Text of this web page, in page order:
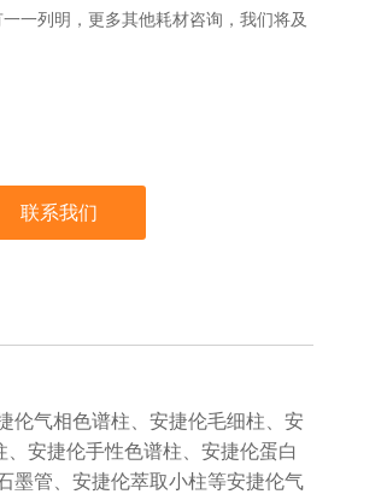
一列明，更多其他耗材咨询，我们将及
联系我们
伦气相色谱柱、安捷伦毛细柱、安
安捷伦手性色谱柱、安捷伦蛋白
墨管、安捷伦萃取小柱等安捷伦气